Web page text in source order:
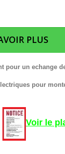
PLUS
pour un echange
pour
Voir le